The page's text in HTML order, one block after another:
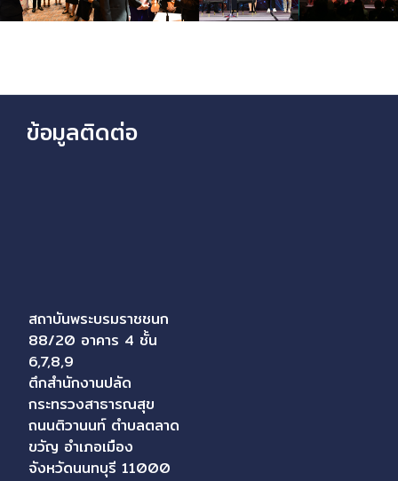
ข้อมูลติดต่อ
สถาบันพระบรมราชชนก
88/20 อาคาร 4 ชั้น
6,7,8,9
ตึกสำนักงานปลัด
กระทรวงสาธารณสุข
ถนนติวานนท์ ตำบลตลาด
ขวัญ อำเภอเมือง
จังหวัดนนทบุรี 11000